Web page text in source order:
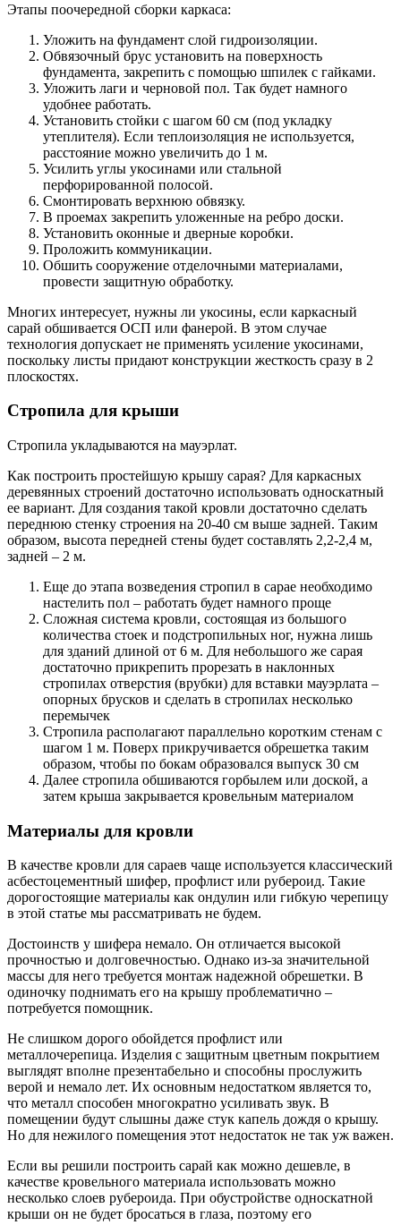
Этапы поочередной сборки каркаса:
Уложить на фундамент слой гидроизоляции.
Обвязочный брус установить на поверхность
фундамента, закрепить с помощью шпилек с гайками.
Уложить лаги и черновой пол. Так будет намного
удобнее работать.
Установить стойки с шагом 60 см (под укладку
утеплителя). Если теплоизоляция не используется,
расстояние можно увеличить до 1 м.
Усилить углы укосинами или стальной
перфорированной полосой.
Смонтировать верхнюю обвязку.
В проемах закрепить уложенные на ребро доски.
Установить оконные и дверные коробки.
Проложить коммуникации.
Обшить сооружение отделочными материалами,
провести защитную обработку.
Многих интересует, нужны ли укосины, если каркасный
сарай обшивается ОСП или фанерой. В этом случае
технология допускает не применять усиление укосинами,
поскольку листы придают конструкции жесткость сразу в 2
плоскостях.
Стропила для крыши
Стропила укладываются на мауэрлат.
Как построить простейшую крышу сарая? Для каркасных
деревянных строений достаточно использовать односкатный
ее вариант. Для создания такой кровли достаточно сделать
переднюю стенку строения на 20-40 см выше задней. Таким
образом, высота передней стены будет составлять 2,2-2,4 м,
задней – 2 м.
Еще до этапа возведения стропил в сарае необходимо
настелить пол – работать будет намного проще
Сложная система кровли, состоящая из большого
количества стоек и подстропильных ног, нужна лишь
для зданий длиной от 6 м. Для небольшого же сарая
достаточно прикрепить прорезать в наклонных
стропилах отверстия (врубки) для вставки мауэрлата –
опорных брусков и сделать в стропилах несколько
перемычек
Стропила располагают параллельно коротким стенам с
шагом 1 м. Поверх прикручивается обрешетка таким
образом, чтобы по бокам образовался выпуск 30 см
Далее стропила обшиваются горбылем или доской, а
затем крыша закрывается кровельным материалом
Материалы для кровли
В качестве кровли для сараев чаще используется классический
асбестоцементный шифер, профлист или рубероид. Такие
дорогостоящие материалы как ондулин или гибкую черепицу
в этой статье мы рассматривать не будем.
Достоинств у шифера немало. Он отличается высокой
прочностью и долговечностью. Однако из-за значительной
массы для него требуется монтаж надежной обрешетки. В
одиночку поднимать его на крышу проблематично –
потребуется помощник.
Не слишком дорого обойдется профлист или
металлочерепица. Изделия с защитным цветным покрытием
выглядят вполне презентабельно и способны прослужить
верой и немало лет. Их основным недостатком является то,
что металл способен многократно усиливать звук. В
помещении будут слышны даже стук капель дождя о крышу.
Но для нежилого помещения этот недостаток не так уж важен.
Если вы решили построить сарай как можно дешевле, в
качестве кровельного материала использовать можно
несколько слоев рубероида. При обустройстве односкатной
крыши он не будет бросаться в глаза, поэтому его